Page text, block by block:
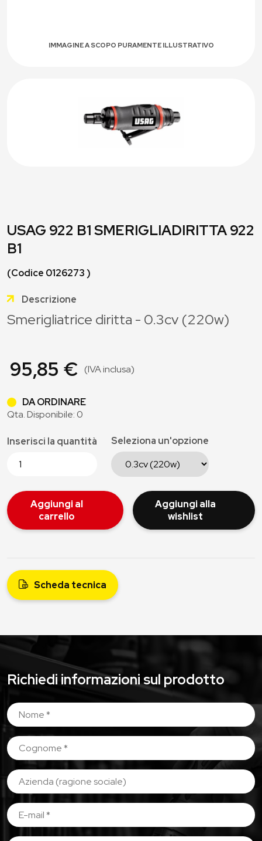
IMMAGINE A SCOPO PURAMENTE ILLUSTRATIVO
USAG 922 B1 SMERIGLIADIRITTA 922
B1
(Codice 0126273 )
Descrizione
Smerigliatrice diritta - 0.3cv (220w)
95,85 € (IVA inclusa)
DA ORDINARE
Qta. Disponibile: 0
Inserisci la quantità Seleziona un'opzione
Aggiungi al
carrello
Aggiungi alla
wishlist
Scheda tecnica
Richiedi informazioni sul prodotto